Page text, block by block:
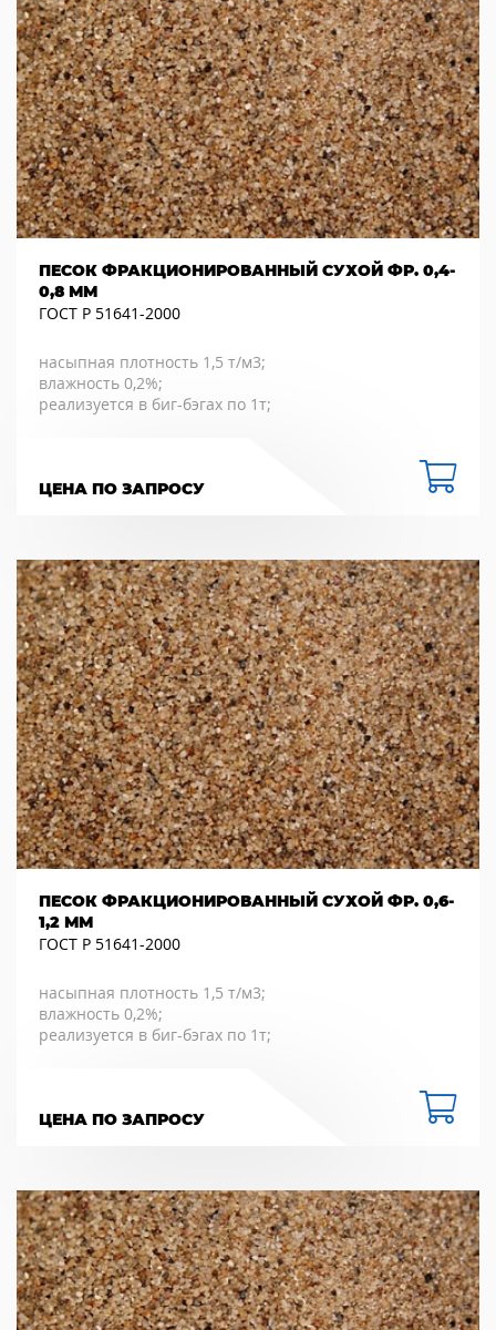
ПЕСОК ФРАКЦИОНИРОВАННЫЙ СУХОЙ ФР. 0,4-
0,8 ММ
ГОСТ Р 51641-2000
насыпная плотность 1,5 т/м3;
влажность 0,2%;
реализуется в биг-бэгах по 1т;
ЦЕНА ПО ЗАПРОСУ
ПЕСОК ФРАКЦИОНИРОВАННЫЙ СУХОЙ ФР. 0,6-
1,2 ММ
ГОСТ Р 51641-2000
насыпная плотность 1,5 т/м3;
влажность 0,2%;
реализуется в биг-бэгах по 1т;
ЦЕНА ПО ЗАПРОСУ